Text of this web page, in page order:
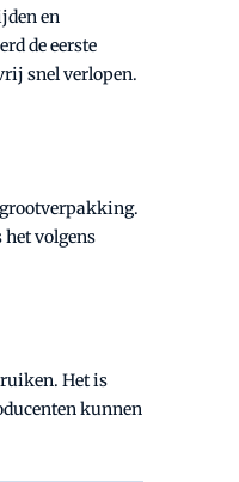
en
de eerste
snel verlopen.
volgens
Het is
kunnen